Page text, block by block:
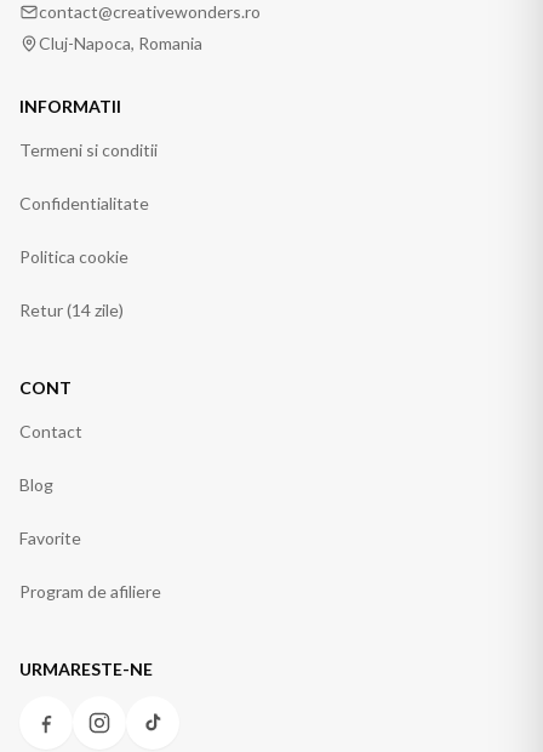
contact@creativewonders.ro
Cluj-Napoca, Romania
INFORMATII
Termeni si conditii
Confidentialitate
Politica cookie
Retur (14 zile)
CONT
Contact
Blog
Favorite
Program de afiliere
URMARESTE-NE